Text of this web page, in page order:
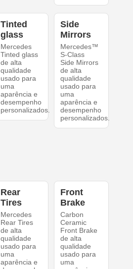
Tinted
glass
Mercedes
Tinted glass
de alta
qualidade
usado para
uma
aparência e
desempenho
personalizados.
Side
Mirrors
Mercedes™
S-Class
Side Mirrors
de alta
qualidade
usado para
uma
aparência e
desempenho
personalizados.
Rear
Tires
Mercedes
Rear Tires
de alta
qualidade
usado para
uma
aparência e
Front
Brake
Carbon
Ceramic
Front Brake
de alta
qualidade
usado para
uma